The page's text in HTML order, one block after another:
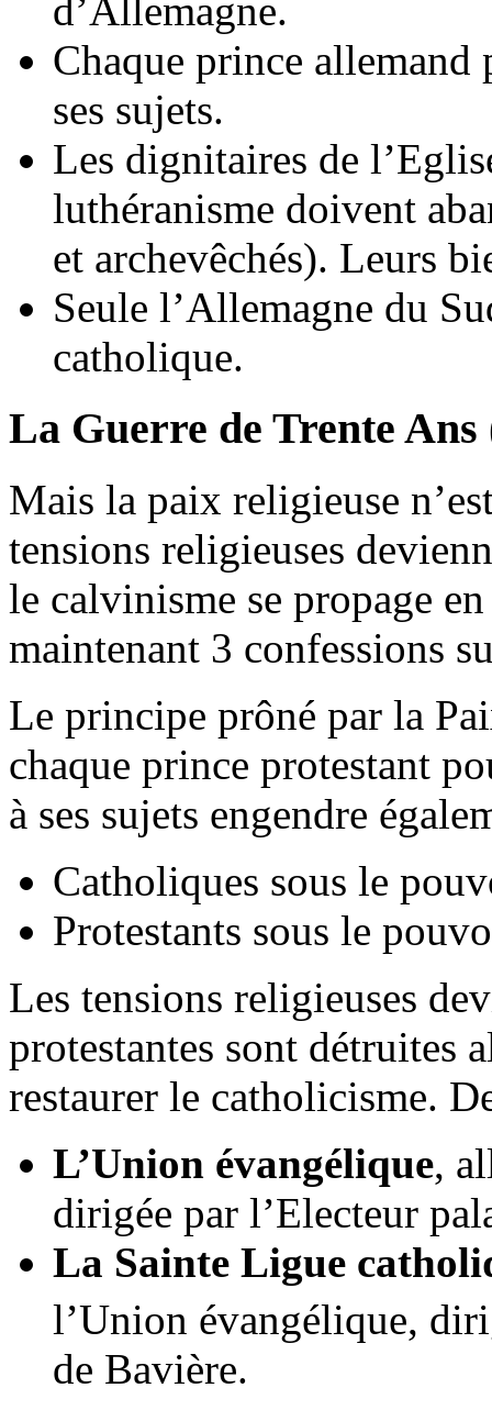
d’Allemagne.
Chaque prince
ses sujets.
Les dignitaires de
luthéranisme doivent
et archevêchés). Leurs
Seule l’Allemagne du
catholique.
La Guerre de Trente Ans
Mais la paix religieuse
tensions religieuses
le calvinisme se propage
maintenant 3 confessions
Le principe prôné par la
chaque prince protestant
à ses sujets engendre
Catholiques sous le
Protestants sous le
Les tensions religieuses
protestantes sont détruites
restaurer le catholicisme.
L’Union évangélique,
dirigée par l’Electeur
La Sainte Ligue
l’Union évangélique,
de Bavière.